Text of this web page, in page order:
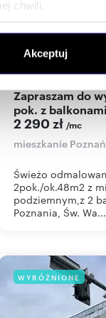
chwili.
od Ciebie lub
Akceptuj
48m 2
Zapraszam do wynajmu nowoczesnego 2
pok. z
2 290 zł /mc
mieszkanie
Świeżo
2pok./ok.48m2 z
podziemnym,z 2
Poznania, Św. Wa...
WYRÓŻNIONE